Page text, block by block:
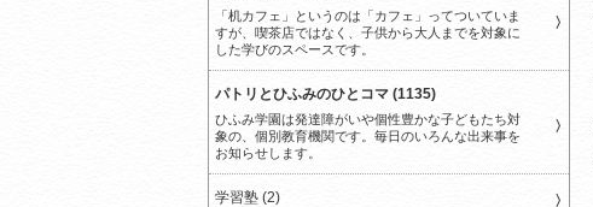
「机カフェ」というのは「カフェ」ってついていま
すが、喫茶店ではなく、子供から大人までを対象に
した学びのスペースです。
パトリとひふみのひとコマ (1135)
ひふみ学園は発達障がいや個性豊かな子どもたち対
象の、個別教育機関です。毎日のいろんな出来事を
お知らせします。
学習塾 (2)